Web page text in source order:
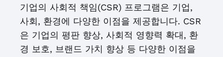
기업의 사회적 책임(CSR) 프로그램은 기업,
사회, 환경에 다양한 이점을 제공합니다. CSR
은 기업의 평판 향상, 사회적 영향력 확대, 환
경 보호, 브랜드 가치 향상 등 다양한 이점을